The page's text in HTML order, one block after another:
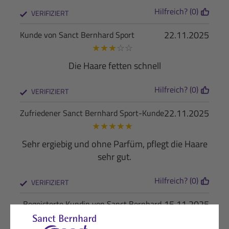
VERIFIZIERT Hilfreich? (0)
22.11.2025
Kunde von Sanct Bernhard Sport
★★★☆☆
Die Haare fetten schnell
VERIFIZIERT Hilfreich? (0)
22.11.2025
Zufriedener Sanct Bernhard Sport-Kunde
★★★★★
Sehr ergiebig und ohne Parfüm, pflegt die Haare
sehr gut.
VERIFIZIERT Hilfreich? (0)
15.11.2025
Begeisterte Kundin von Sanct Bernhard
Sport